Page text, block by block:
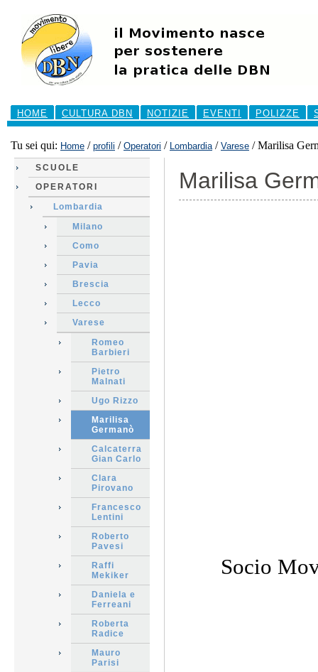
contenuti.
navigazione
Sezioni
HOME
CULTURA DBN NOTIZIE EVENTI POLIZZE
Tu sei qui: Home / profili / Operatori / Lombardia / Varese /Marilisa
SCUOLE
OPERATORI
Lombardia
Milano
Como
Pavia
Brescia
Lecco
Varese
Romeo
Barbieri
Pietro
Malnati
Ugo Rizzo
Marilisa
Germanò
Calcaterra
Gian Carlo
Clara
Pirovano
Francesco
Lentini
Roberto
Pavesi
Raffi
Mekiker
Daniela e
Ferreani
Roberta
Radice
Mauro
Parisi
Marilisa
Socio